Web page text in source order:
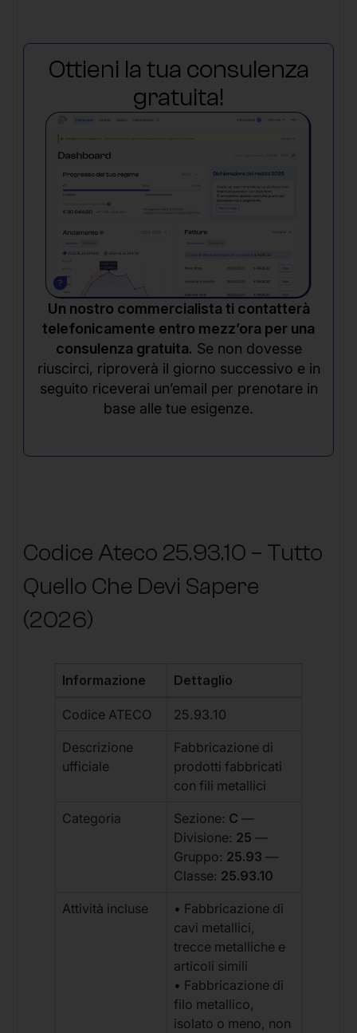
Ottieni la tua consulenza
gratuita!
Un nostro commercialista ti contatterà
telefonicamente entro mezz’ora per una
consulenza gratuita. Se non dovesse
riuscirci, riproverà il giorno successivo e in
seguito riceverai un’email per prenotare in
base alle tue esigenze.
Codice Ateco 25.93.10 – Tutto
Quello Che Devi Sapere
(2026)
Informazione Dettaglio
Codice ATECO 25.93.10
Descrizione
ufficiale
Fabbricazione di
prodotti fabbricati
con fili metallici
Categoria Sezione: C —
Divisione: 25 —
Gruppo: 25.93 —
Classe: 25.93.10
Attività incluse
• Fabbricazione di
cavi metallici,
trecce metalliche e
articoli simili
• Fabbricazione di
filo metallico,
isolato o meno, non